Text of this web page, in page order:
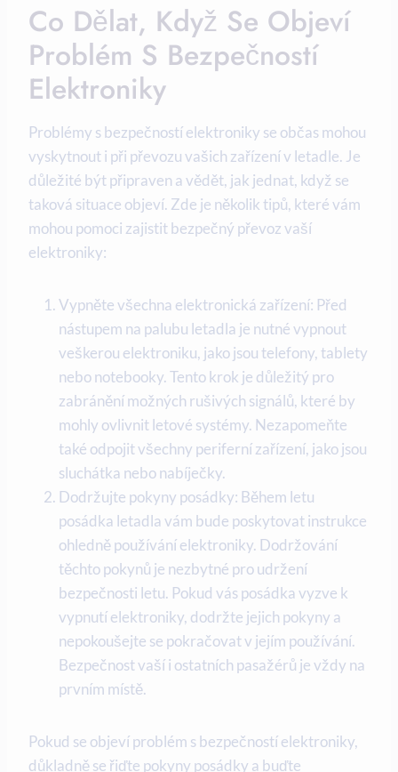
Co Dělat, Když Se Objeví
Problém S Bezpečností
Elektroniky
Problémy s bezpečností elektroniky se občas mohou
vyskytnout i při převozu vašich zařízení v letadle. Je
důležité být připraven a vědět, jak jednat, když se
taková situace objeví. Zde je několik tipů, které vám
mohou pomoci zajistit bezpečný převoz vaší
elektroniky:
Vypněte všechna elektronická zařízení: Před
nástupem na palubu letadla je nutné vypnout
veškerou elektroniku, jako jsou telefony, tablety
nebo notebooky. Tento krok je důležitý pro
zabránění možných rušivých signálů, které by
mohly ovlivnit letové systémy. Nezapomeňte
také odpojit všechny periferní zařízení, jako jsou
sluchátka nebo nabíječky.
Dodržujte pokyny posádky: Během letu
posádka letadla vám bude poskytovat instrukce
ohledně používání elektroniky. Dodržování
těchto pokynů je nezbytné pro udržení
bezpečnosti letu. Pokud vás posádka vyzve k
vypnutí elektroniky, dodržte jejich pokyny a
nepokoušejte se pokračovat v jejím používání.
Bezpečnost vaší i ostatních pasažérů je vždy na
prvním místě.
Pokud se objeví problém s bezpečností elektroniky,
důkladně se řiďte pokyny posádky a buďte